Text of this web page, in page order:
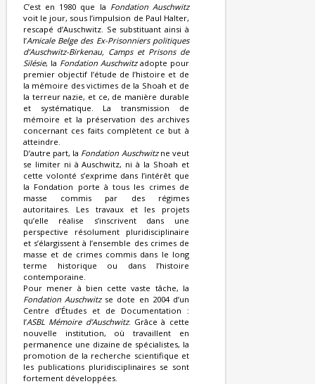
C’est en 1980 que la Fondation Auschwitz
voit le jour, sous l’impulsion de Paul Halter,
rescapé d’Auschwitz. Se substituant ainsi à
l’Amicale Belge des Ex-Prisonniers politiques
d’Auschwitz-Birkenau, Camps et Prisons de
Silésie, la Fondation Auschwitzadopte pour
premier objectif l’étude de l’histoire et de
la mémoire des victimes de la Shoah et de
la terreur nazie, et ce, de manière durable
et systématique. La transmission de
mémoire et la préservation des archives
concernant ces faits complètent ce but à
atteindre.
D’autre part, la Fondation Auschwitzne veut
se limiter ni à Auschwitz, ni à la Shoah et
cette volonté s’exprime dans l’intérêt que
la Fondation porte à tous les crimes de
masse commis par des régimes
autoritaires. Les travaux et les projets
qu’elle réalise s’inscrivent dans une
perspective résolument pluridisciplinaire
et s’élargissent à l’ensemble des crimes de
masse et de crimes commis dans le long
terme historique ou dans l’histoire
contemporaine.
Pour mener à bien cette vaste tâche, la
Fondation Auschwitzse dote en 2004 d’un
Centre d’Études et de Documentation :
l’ASBL Mémoire d’Auschwitz. Grâce à cette
nouvelle institution, où travaillent en
permanence une dizaine de spécialistes, la
promotion de la recherche scientifique et
les publications pluridisciplinaires se sont
fortement développées.